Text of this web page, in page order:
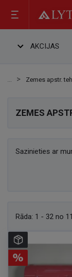
AKCIJAS
Zemes apstr.
ZEMES
Sazinieties ar
Rāda: 1 - 32 no